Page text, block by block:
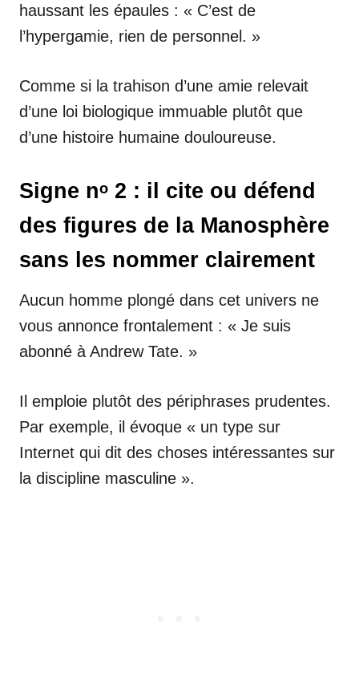
haussant les épaules : « C’est de
l’hypergamie, rien de personnel. »
Comme si la trahison d’une amie relevait
d’une loi biologique immuable plutôt que
d’une histoire humaine douloureuse.
Signe nᵒ 2 : il cite ou défend
des figures de la Manosphère
sans les nommer clairement
Aucun homme plongé dans cet univers ne
vous annonce frontalement : « Je suis
abonné à Andrew Tate. »
Il emploie plutôt des périphrases prudentes.
Par exemple, il évoque « un type sur
Internet qui dit des choses intéressantes sur
la discipline masculine ».